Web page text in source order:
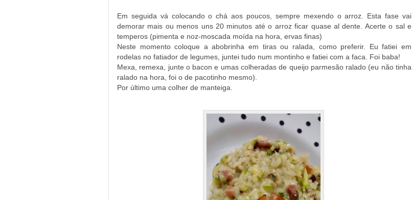
Em seguida vá colocando o chá aos poucos, sempre mexendo o arroz. Esta fase vai
demorar mais ou menos uns 20 minutos até o arroz ficar quase al dente. Acerte o sal e
temperos (pimenta e noz-moscada moída na hora, ervas finas)
Neste momento coloque a abobrinha em tiras ou ralada, como preferir. Eu fatiei em
rodelas no fatiador de legumes, juntei tudo num montinho e fatiei com a faca. Foi baba!
Mexa, remexa, junte o bacon e umas colheradas de queijo parmesão ralado (eu não tinha
ralado na hora, foi o de pacotinho mesmo).
Por último uma colher de manteiga.